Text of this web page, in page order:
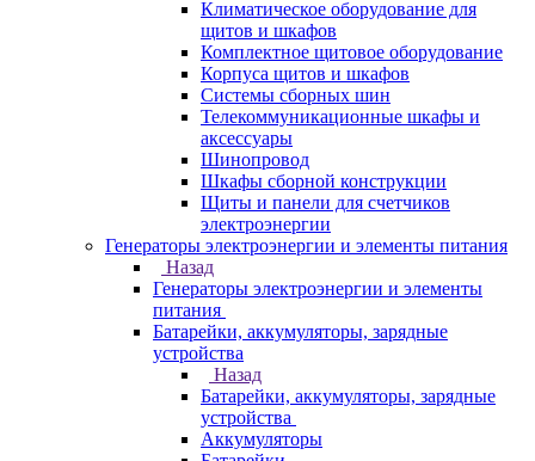
Климатическое оборудование для
щитов и шкафов
Комплектное щитовое оборудование
Корпуса щитов и шкафов
Системы сборных шин
Телекоммуникационные шкафы и
аксессуары
Шинопровод
Шкафы сборной конструкции
Щиты и панели для счетчиков
электроэнергии
Генераторы электроэнергии и элементы питания
Назад
Генераторы электроэнергии и элементы
питания
Батарейки, аккумуляторы, зарядные
устройства
Назад
Батарейки, аккумуляторы, зарядные
устройства
Аккумуляторы